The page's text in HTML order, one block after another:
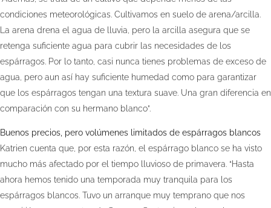
condiciones meteorológicas. Cultivamos en suelo de arena/arcilla.
La arena drena el agua de lluvia, pero la arcilla asegura que se
retenga suficiente agua para cubrir las necesidades de los
espárragos. Por lo tanto, casi nunca tienes problemas de exceso de
agua, pero aun así hay suficiente humedad como para garantizar
que los espárragos tengan una textura suave. Una gran diferencia en
comparación con su hermano blanco”.
Buenos precios, pero volúmenes limitados de espárragos blancos
Katrien cuenta que, por esta razón, el espárrago blanco se ha visto
mucho más afectado por el tiempo lluvioso de primavera. “Hasta
ahora hemos tenido una temporada muy tranquila para los
espárragos blancos. Tuvo un arranque muy temprano que nos